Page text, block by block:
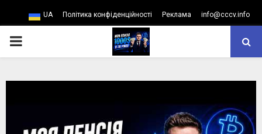
UA Політика конфіденційності Реклама info@cccv.info
PRIMARY